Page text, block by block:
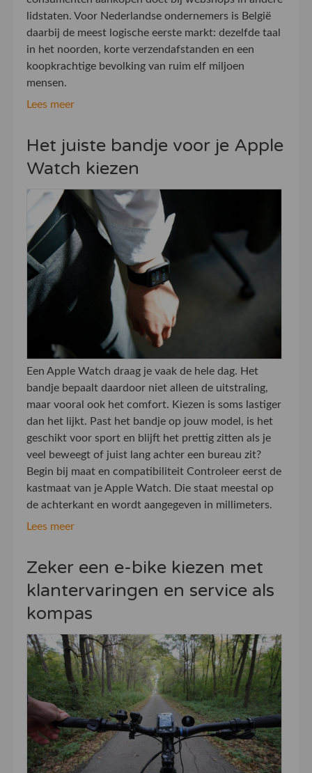
lidstaten. Voor Nederlandse ondernemers is België
daarbij de meest logische eerste markt: dezelfde taal
in het noorden, korte verzendafstanden en een
koopkrachtige bevolking van ruim elf miljoen
mensen.
Lees meer
Het juiste bandje voor je Apple
Watch kiezen
Een Apple Watch draag je vaak de hele dag. Het
bandje bepaalt daardoor niet alleen de uitstraling,
maar vooral ook het comfort. Kiezen is soms lastiger
dan het lijkt. Past het bandje op jouw model, is het
geschikt voor sport en blijft het prettig zitten als je
veel beweegt of juist lang achter een bureau zit?
Begin bij maat en compatibiliteit Controleer eerst de
kastmaat van je Apple Watch. Die staat meestal op
de achterkant en wordt aangegeven in millimeters.
Lees meer
Zeker een e-bike kiezen met
klantervaringen en service als
kompas